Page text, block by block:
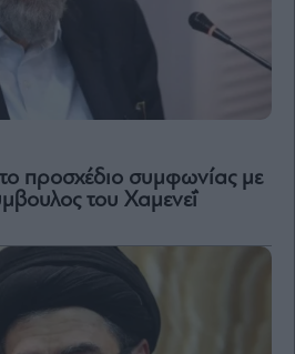
προσχέδιο συμφωνίας με
του Χαμενεΐ